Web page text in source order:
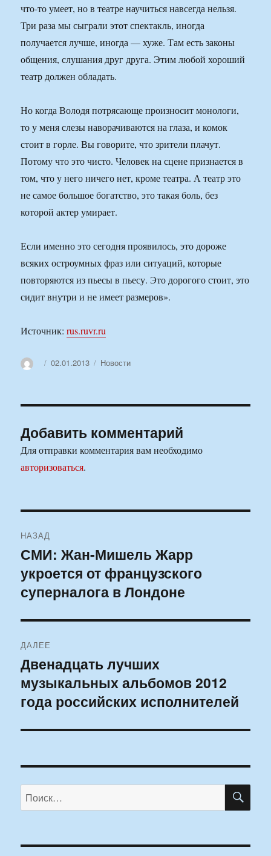
что-то умеет, но в театре научиться навсегда нельзя.
Три раза мы сыграли этот спектакль, иногда
получается лучше, иногда — хуже. Там есть законы
общения, слушания друг друга. Этим любой хороший
театр должен обладать.
Но когда Володя потрясающе произносит монологи,
то у меня слезы наворачиваются на глаза, и комок
стоит в горле. Вы говорите, что зрители плачут.
Потому что это чисто. Человек на сцене признается в
том, что у него ничего нет, кроме театра. А театр это
не самое большое богатство, это такая боль, без
которой актер умирает.
Если именно это сегодня проявилось, это дороже
всяких остроумных фраз или ситуаций, которые
повторяются из пьесы в пьесу. Это дорогого стоит, это
сидит внутри и не имеет размеров».
Источник:rus.ruvr.ru
АвторОпубликовано
02.01.2013 Рубрики
Новости
Добавить комментарий
Для отправки комментария вам необходимо
авторизоваться.
по
записям
НАЗАД
Предыдущая
запись:
СМИ: Жан-Мишель Жарр
укроется от французского
суперналога в Лондоне
ДАЛЕЕ
Следующая
запись:
Двенадцать лучших
музыкальных альбомов 2012
года российских исполнителей
Искать: